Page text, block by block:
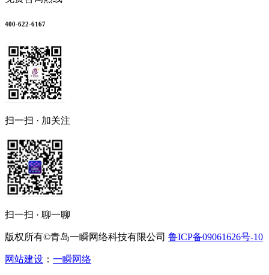
400-622-6167
扫一扫 · 加关注
扫一扫 · 聊一聊
版权所有©青岛一瞬网络科技有限公司 鲁ICP备09061626号-10
网站建设 ： 一瞬网络